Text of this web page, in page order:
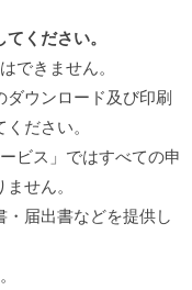
ください。
できません。
ウンロード及び印刷
ださい。
ビス」ではすべての申
せん。
届出書などを提供し